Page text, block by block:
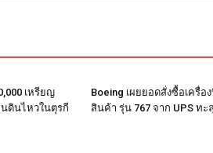
เหรียญ
ดินไหวในตุรกี
Boeing เผยยอดสั่งซื้อเครื่อ
สินค้า รุ่น 767 จาก UPS ทะ